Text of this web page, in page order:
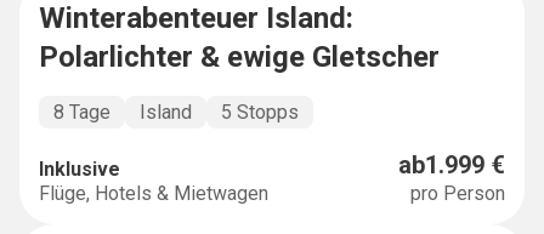
BUCKETLIST
Winterabenteuer Island:
Polarlichter & ewige Gletscher
8 Tage Island 5 Stopps
Inklusive
Flüge, Hotels & Mietwagen
ab1.999 €
pro Person